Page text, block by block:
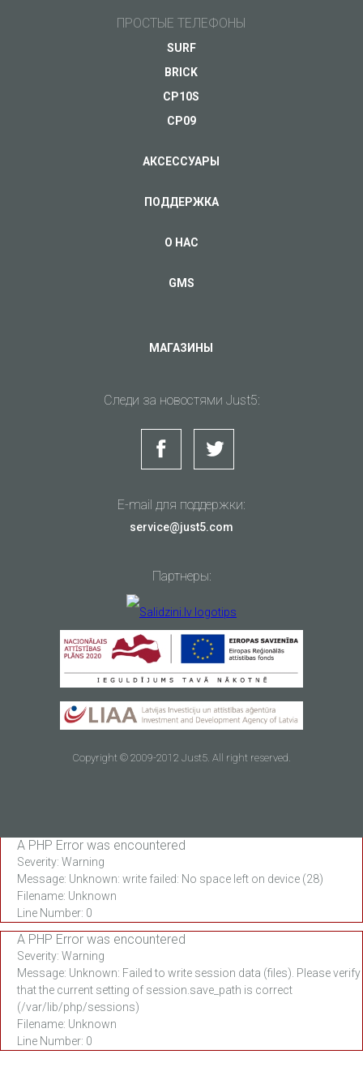
ПРОСТЫЕ ТЕЛЕФОНЫ
SURF
BRICK
CP10S
CP09
АКСЕССУАРЫ
ПОДДЕРЖКА
О НАС
GMS
МАГАЗИНЫ
Следи за новостями Just5:
E-mail для поддержки:
service@just5.com
Партнеры:
Copyright © 2009-2012 Just5. All right reserved.
A PHP Error was encountered
Severity: Warning
Message: Unknown: write failed: No space left on device (28)
Filename: Unknown
Line Number: 0
A PHP Error was encountered
Severity: Warning
Message: Unknown: Failed to write session data (files). Please verify
that the current setting of session.save_path is correct
(/var/lib/php/sessions)
Filename: Unknown
Line Number: 0